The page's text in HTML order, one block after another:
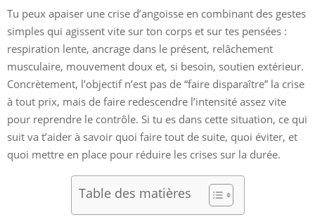
Tu peux apaiser une crise d’angoisse en combinant des gestes
simples qui agissent vite sur ton corps et sur tes pensées :
respiration lente, ancrage dans le présent, relâchement
musculaire, mouvement doux et, si besoin, soutien extérieur.
Concrètement, l’objectif n’est pas de “faire disparaître” la crise
à tout prix, mais de faire redescendre l’intensité assez vite
pour reprendre le contrôle. Si tu es dans cette situation, ce qui
suit va t’aider à savoir quoi faire tout de suite, quoi éviter, et
quoi mettre en place pour réduire les crises sur la durée.
Table des matières